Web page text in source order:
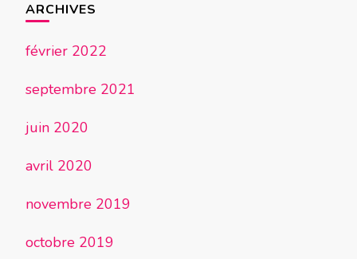
ARCHIVES
février 2022
septembre 2021
juin 2020
avril 2020
novembre 2019
octobre 2019